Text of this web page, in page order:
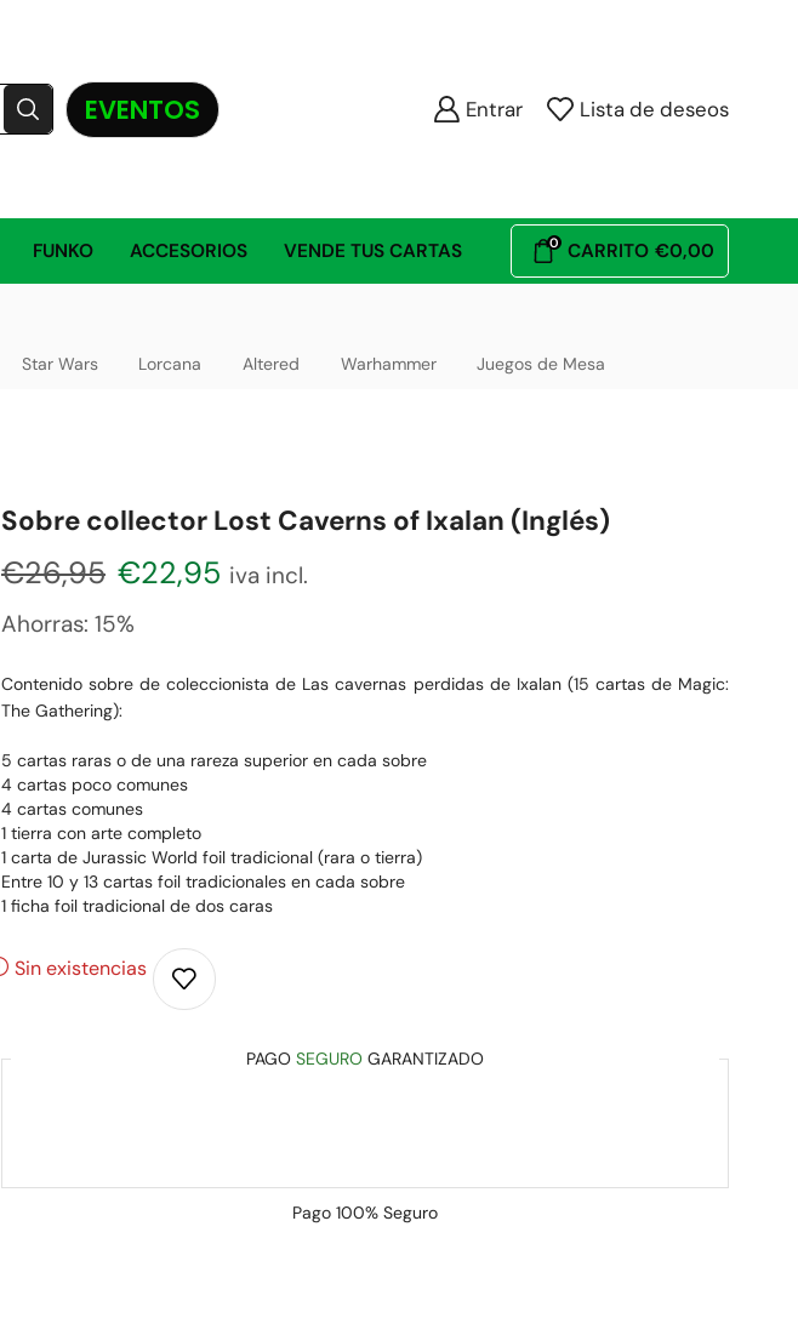
EVENTOS Entrar Lista de deseos
FUNKO ACCESORIOS VENDE TUS CARTAS 0 CARRITO €0,00
Star Wars Lorcana Altered Warhammer Juegos de Mesa
Sobre collector Lost Caverns of Ixalan (Inglés)
€26,95 €22,95 iva incl.
Ahorras: 15%
Contenido sobre de coleccionista de Las cavernas perdidas de Ixalan (15 cartas de Magic:
The Gathering):
5 cartas raras o de una rareza superior en cada sobre
4 cartas poco comunes
4 cartas comunes
1 tierra con arte completo
1 carta de Jurassic World foil tradicional (rara o tierra)
Entre 10 y 13 cartas foil tradicionales en cada sobre
1 ficha foil tradicional de dos caras
Sin existencias
PAGO SEGURO GARANTIZADO
Pago 100% Seguro